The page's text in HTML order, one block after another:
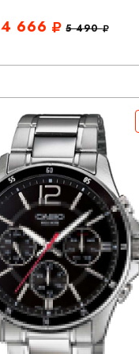
4 666 5 490